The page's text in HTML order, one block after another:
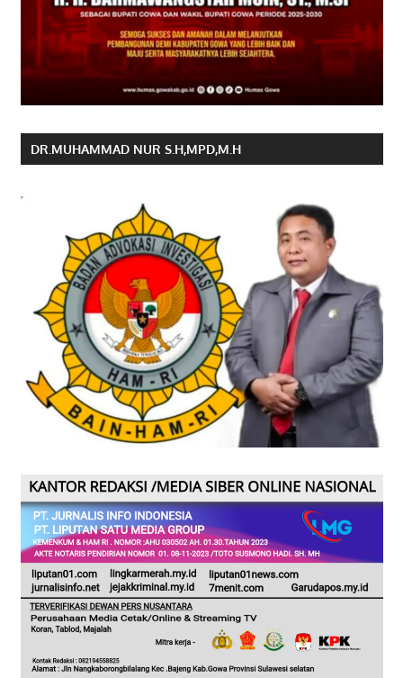
DR.MUHAMMAD NUR S.H,MPD,M.H